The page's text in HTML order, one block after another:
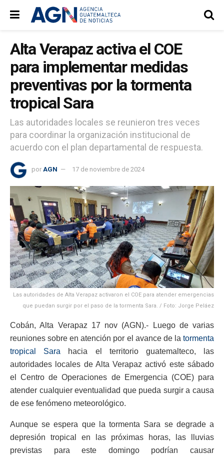
Alta Verapaz activa el COE
para implementar medidas
preventivas por la tormenta
tropical Sara
Las autoridades locales se reunieron tres veces
para coordinar la organización institucional de
acuerdo con el plan departamental de respuesta.
por AGN 17 de noviembre de 2024
Las autoridades de Alta Verapaz activaron el COE para atender emergencias
que puedan surgir por el paso de la tormenta Sara. / Foto: Jorge Peláez
Cobán, Alta Verapaz 17 nov (AGN).- Luego de varias
reuniones sobre en atención por el avance de la tormenta
tropical Sara hacia el territorio guatemalteco, las
autoridades locales de Alta Verapaz activó este sábado
el Centro de Operaciones de Emergencia (COE) para
atender cualquier eventualidad que pueda surgir a causa
de ese fenómeno meteorológico.
Aunque se espera que la tormenta Sara se degrade a
depresión tropical en las próximas horas, las lluvias
previstas para este domingo podrían causar